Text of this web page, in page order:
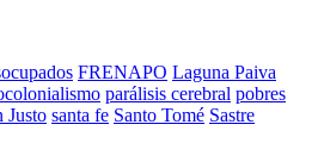
FRENAPO Laguna Paiva
parálisis cerebral pobres
Justo santa fe Santo Tomé Sastre